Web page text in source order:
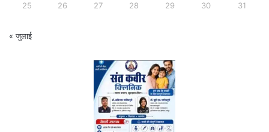
25 26 27 28 29 30 31
« जुलाई